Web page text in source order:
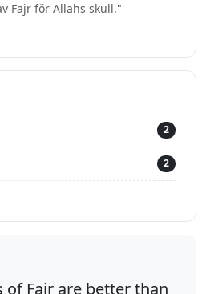
Fajr för Allahs skull."
2
2
of Fajr are better than